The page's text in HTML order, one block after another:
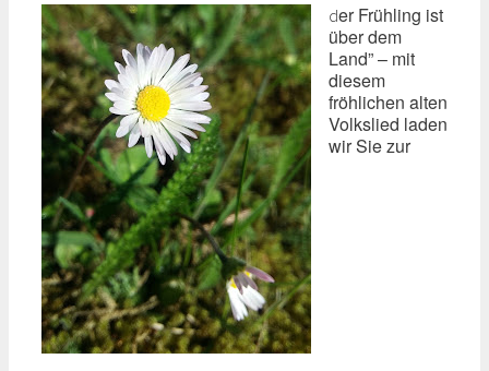
der Frühling ist
über dem
Land” – mit
diesem
fröhlichen alten
Volkslied laden
wir Sie zur